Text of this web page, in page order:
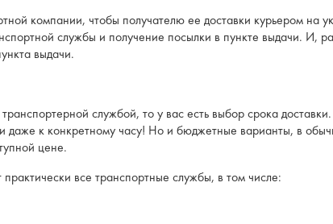
компании, чтобы получателю ее доставки курьером на
службы и получение посылки в пункте выдачи. И,
выдачи.
службой, то у вас есть выбор срока
даже к конкретному часу! Но и бюджетные варианты, в
цене.
все транспортные службы, в том числе: